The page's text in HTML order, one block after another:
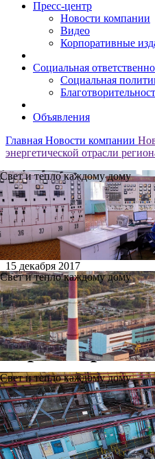
Пресс-центр
Новости компании
Видео
Корпоративные
Социальная
Социальная
Объявления
Главная Новости компании
энергетической отрасли
Свет и тепло каждому дому
Свет и тепло каждому дому
Свет и тепло каждому дому
15 декабря 2017
Ново-
лидирует в
отрасли
13 декабря в зале
правительства глава региона
дипломы победителям и
предприятия и организации
номинации «Производство,
тепловой и электрической